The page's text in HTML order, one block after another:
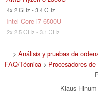
4x 2 GHz - 3.4 GHz
- Intel Core i7-6500U
2x 2.5 GHz - 3.1 GHz
> Análisis y pruebas de
FAQ/Técnica > Procesadores de
Klaus